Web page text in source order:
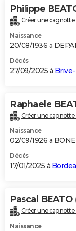
Philippe
Créer une cagnotte
Naissance
20/08/1936 à
Décès
27/09/2025 à
Raphaele
Créer une cagnotte
Naissance
02/09/1926 à
Décès
17/01/2025 à
Pascal BEATO
Créer une cagnotte
Naissance